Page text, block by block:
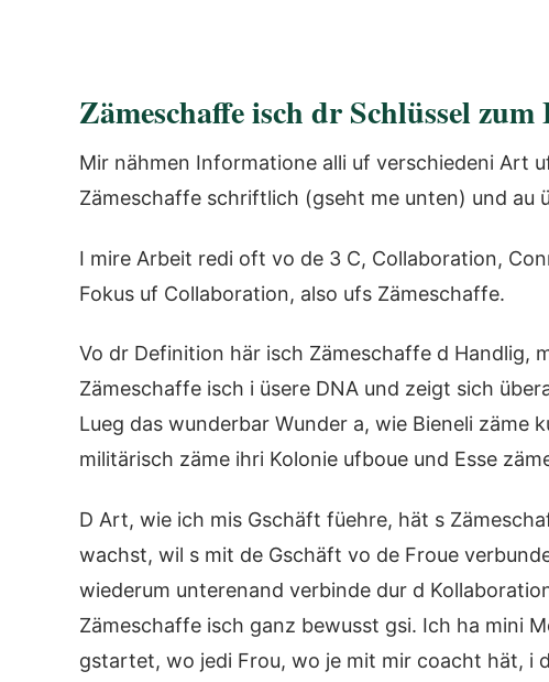
Zämeschaffe isch dr Schlüssel
Mir nähmen Informatione alli uf verschiedeni Art
Zämeschaffe schriftlich (gseht me unten) und au
I mire Arbeit redi oft vo de 3 C, Collaboration,
Fokus uf Collaboration, also ufs Zämeschaffe.
Vo dr Definition här isch Zämeschaffe d Handlig,
Zämeschaffe isch i üsere DNA und zeigt sich
Lueg das wunderbar Wunder a, wie Bieneli zäme
militärisch zäme ihri Kolonie ufboue und Esse
D Art, wie ich mis Gschäft füehre, hät s
wachst, wil s mit de Gschäft vo de Froue
wiederum unterenand verbinde dur d
Zämeschaffe isch ganz bewusst gsi. Ich ha mini
gstartet, wo jedi Frou, wo je mit mir coacht hät, i